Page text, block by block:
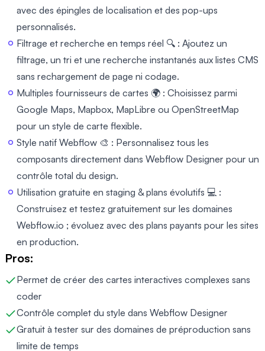
avec des épingles de localisation et des pop-ups
personnalisés.
Filtrage et recherche en temps réel 🔍 : Ajoutez un
filtrage, un tri et une recherche instantanés aux listes CMS
sans rechargement de page ni codage.
Multiples fournisseurs de cartes 🌍 : Choisissez parmi
Google Maps, Mapbox, MapLibre ou OpenStreetMap
pour un style de carte flexible.
Style natif Webflow 🎨 : Personnalisez tous les
composants directement dans Webflow Designer pour un
contrôle total du design.
Utilisation gratuite en staging & plans évolutifs 💻 :
Construisez et testez gratuitement sur les domaines
Webflow.io ; évoluez avec des plans payants pour les sites
en production.
Pros:
Permet de créer des cartes interactives complexes sans
coder
Contrôle complet du style dans Webflow Designer
Gratuit à tester sur des domaines de préproduction sans
limite de temps